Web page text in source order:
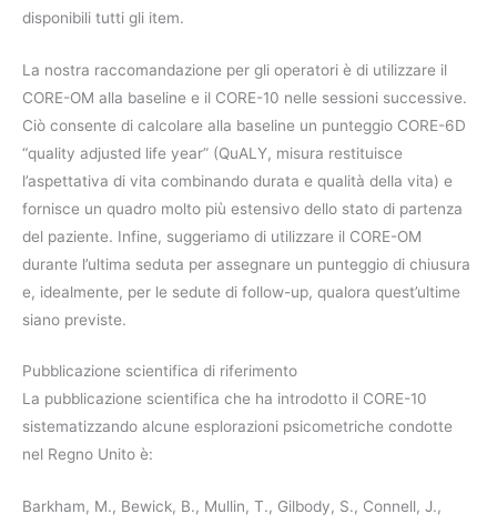
disponibili tutti gli item.
La nostra raccomandazione per gli operatori è di utilizzare il
CORE-OM alla baseline e il CORE-10 nelle sessioni successive.
Ciò consente di calcolare alla baseline un punteggio CORE-6D
“quality adjusted life year” (QuALY, misura restituisce
l’aspettativa di vita combinando durata e qualità della vita) e
fornisce un quadro molto più estensivo dello stato di partenza
del paziente. Infine, suggeriamo di utilizzare il CORE-OM
durante l’ultima seduta per assegnare un punteggio di chiusura
e, idealmente, per le sedute di follow-up, qualora quest’ultime
siano previste.
Pubblicazione scientifica di riferimento
La pubblicazione scientifica che ha introdotto il CORE-10
sistematizzando alcune esplorazioni psicometriche condotte
nel Regno Unito è:
Barkham, M., Bewick, B., Mullin, T., Gilbody, S., Connell, J.,